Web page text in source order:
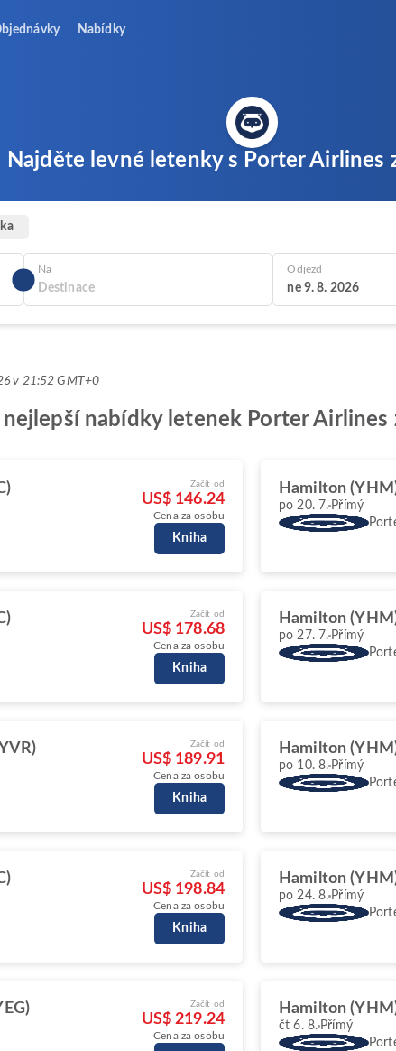
Nabídky
Najděte levné letenky s Porter Airlines
Na Odjezd
ne 9. 8. 2026
v 21:52 GMT+0
nabídky letenek Porter Airlines
Začít od
US$ 146.24
Cena za osobu
Kniha
Hamilton
po 20. 7. Přímý
Začít od
US$ 178.68
Cena za osobu
Kniha
Hamilton
po 27. 7. Přímý
Začít od
US$ 189.91
Cena za osobu
Kniha
Hamilton
po 10. 8. Přímý
Začít od
US$ 198.84
Cena za osobu
Kniha
Hamilton
po 24. 8. Přímý
Začít od
US$ 219.24
Cena za osobu
Hamilton
čt 6. 8. Přímý